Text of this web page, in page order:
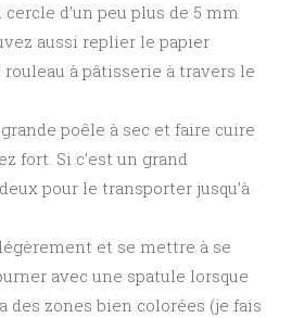
d’un peu plus de 5 mm
aussi replier le papier
à pâtisserie à travers le
poêle à sec et faire cuire
fort. Si c’est un grand
pour le transporter jusqu’à
et se mettre à se
avec une spatule lorsque
des zones bien colorées (je fais